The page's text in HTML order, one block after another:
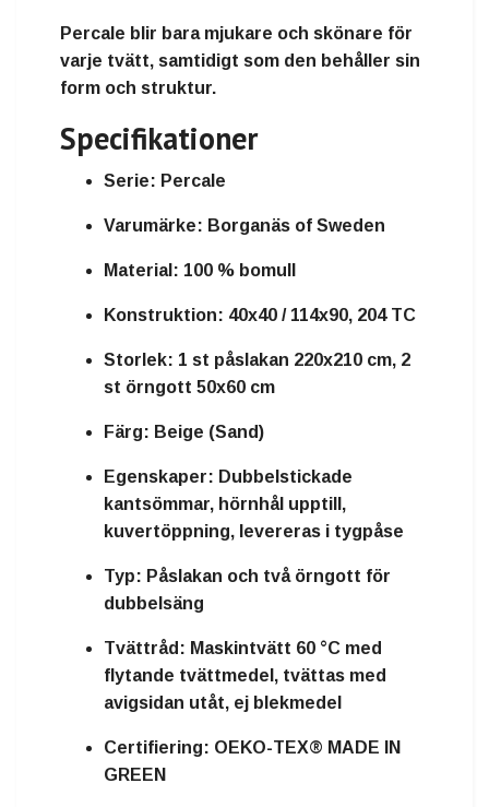
Percale blir bara mjukare och skönare för
varje tvätt, samtidigt som den behåller sin
form och struktur.
Specifikationer
Serie: Percale
Varumärke: Borganäs of Sweden
Material: 100 % bomull
Konstruktion: 40x40 / 114x90, 204 TC
Storlek: 1 st påslakan 220x210 cm, 2
st örngott 50x60 cm
Färg: Beige (Sand)
Egenskaper: Dubbelstickade
kantsömmar, hörnhål upptill,
kuvertöppning, levereras i tygpåse
Typ: Påslakan och två örngott för
dubbelsäng
Tvättråd: Maskintvätt 60 °C med
flytande tvättmedel, tvättas med
avigsidan utåt, ej blekmedel
Certifiering: OEKO-TEX® MADE IN
GREEN